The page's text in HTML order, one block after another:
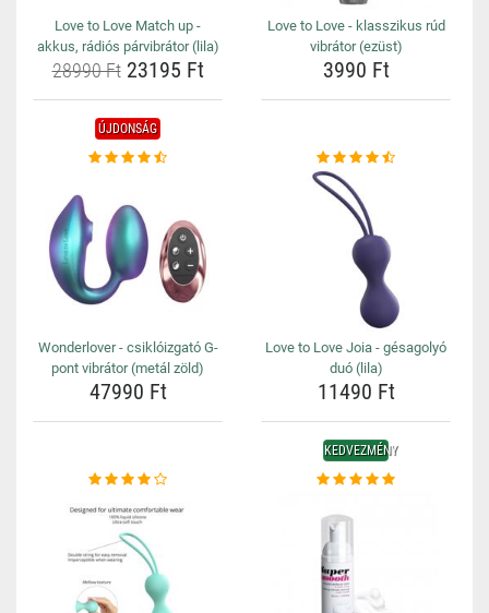
Love to Love Match up -
akkus, rádiós párvibrátor (lila)
28990 Ft23195 Ft
Love to Love - klasszikus rúd
vibrátor (ezüst)
3990 Ft
ÚJDONSÁG
Wonderlover - csiklóizgató G-
pont vibrátor (metál zöld)
47990 Ft
Love to Love Joia - gésagolyó
duó (lila)
11490 Ft
KEDVEZMÉNY